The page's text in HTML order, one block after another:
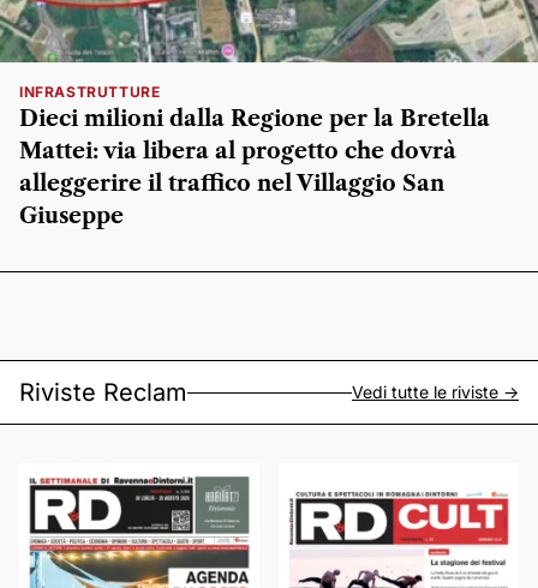
INFRASTRUTTURE
Dieci milioni dalla Regione per la Bretella
Mattei: via libera al progetto che dovrà
alleggerire il traffico nel Villaggio San
Giuseppe
Riviste Reclam Vedi tutte le riviste ->